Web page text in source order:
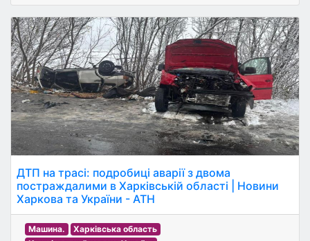
ДТП на трасі: подробиці аварії з двома
постраждалими в Харківській області | Новини
Харкова та України - АТН
Машина.
Харківська область